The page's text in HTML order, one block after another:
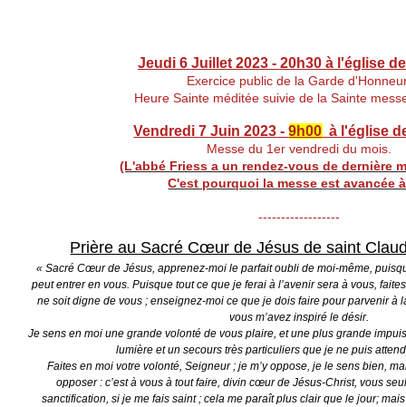
Jeudi 6 Juillet 2023 - 20h30 à l'église
Exercice public de la Garde
Heure Sainte méditée suivie de la Sainte
Vendredi7 Juin 2023 -9h00 à l'église
Messe du 1er vendredi du mois.
(L'abbé Friess a un rendez-vous de dernière
C'est pourquoi la messe est avancée
------------------
Prière au Sacré Cœur de Jésus de saint
« Sacré Cœur de Jésus, apprenez-moi le parfait oubli de moi-même,
peut entrer en vous. Puisque tout ce que je ferai à l’avenir sera à vous,
ne soit digne de vous ; enseignez-moi ce que je dois faire pour parvenir à
vous m’avez inspiré le désir.
Je sens en moi une grande volonté de vous plaire, et une plus grande
lumière et un secours très particuliers que je ne puis
Faites en moi votre volonté, Seigneur ; je m’y oppose, je le sens bien,
opposer : c’est à vous à tout faire, divin cœur de Jésus-Christ, vous
sanctification, si je me fais saint ; cela me paraît plus clair que le jour;